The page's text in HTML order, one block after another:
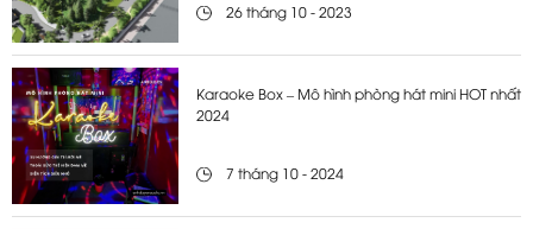
26 tháng 10 - 2023
Karaoke Box – Mô hình phòng hát mini HOT nhất
2024
7 tháng 10 - 2024